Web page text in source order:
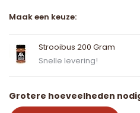
Maak een keuze:
Strooibus 200 Gram
Snelle levering!
Grotere hoeveelheden